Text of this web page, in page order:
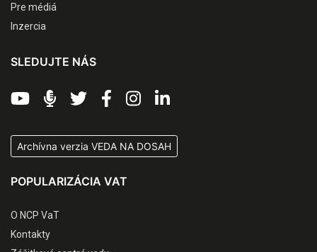
Pre médiá
Inzercia
SLEDUJTE NÁS
Archívna verzia VEDA NA DOSAH
POPULARIZÁCIA VAT
O NCP VaT
Kontakty